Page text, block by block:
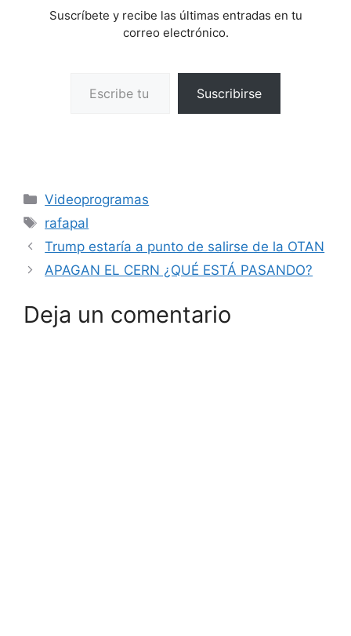
Suscríbete y recibe las últimas entradas en tu
correo electrónico.
Suscribirse
Categorías
Videoprogramas
Etiquetas
rafapal
Trump estaría a punto de salirse de la OTAN
APAGAN EL CERN ¿QUÉ ESTÁ PASANDO?
Deja un comentario